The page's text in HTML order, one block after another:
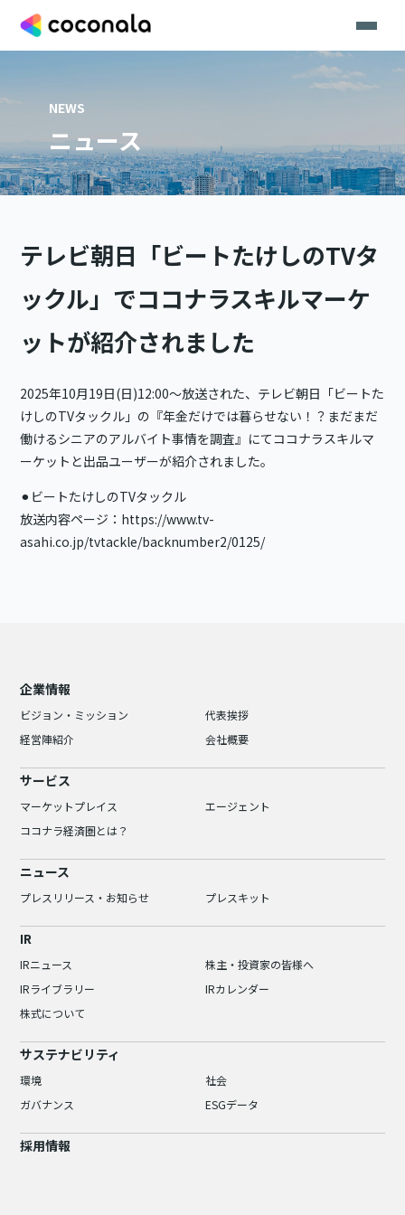
NEWS
ニュース
テレビ朝日「ビートたけしのTVタ
ックル」でココナラスキルマーケ
ットが紹介されました
2025年10月19日(日)12:00〜放送された、テレビ朝日「ビートた
けしのTVタックル」の『年金だけでは暮らせない！？まだまだ
働けるシニアのアルバイト事情を調査』にてココナラスキルマ
ーケットと出品ユーザーが紹介されました。
⚫︎ビートたけしのTVタックル
放送内容ページ： https://www.tv-
asahi.co.jp/tvtackle/backnumber2/0125/
企業情報
ビジョン・ミッション
代表挨拶
経営陣紹介
会社概要
サービス
マーケットプレイス
エージェント
ココナラ経済圏とは？
ニュース
プレスリリース・お知らせ プレスキット
IR
IRニュース
株主・投資家の皆様へ
IRライブラリー
IRカレンダー
株式について
サステナビリティ
環境
社会
ガバナンス
ESGデータ
採用情報